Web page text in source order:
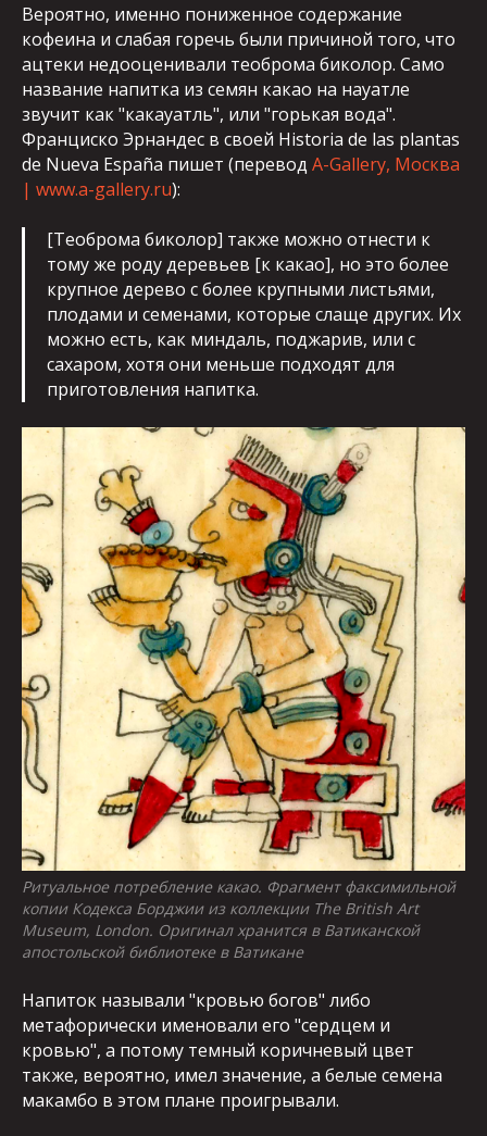
Вероятно, именно пониженное содержание
кофеина и слабая горечь были причиной того, что
ацтеки недооценивали теоброма биколор. Само
название напитка из семян какао на науатле
звучит как "какауатль", или "горькая вода".
Франциско Эрнандес в своей Historia de las plantas
de Nueva España пишет (перевод A-Gallery, Москва
| www.a-gallery.ru):
[Теоброма биколор] также можно отнести к
тому же роду деревьев [к какао], но это более
крупное дерево с более крупными листьями,
плодами и семенами, которые слаще других. Их
можно есть, как миндаль, поджарив, или с
сахаром, хотя они меньше подходят для
приготовления напитка.
Ритуальное потребление какао. Фрагмент факсимильной
копии Кодекса Борджии из коллекции The British Art
Museum, London. Оригинал хранится в Ватиканской
апостольской библиотеке в Ватикане
Напиток называли "кровью богов" либо
метафорически именовали его "сердцем и
кровью", а потому темный коричневый цвет
также, вероятно, имел значение, а белые семена
макамбо в этом плане проигрывали.